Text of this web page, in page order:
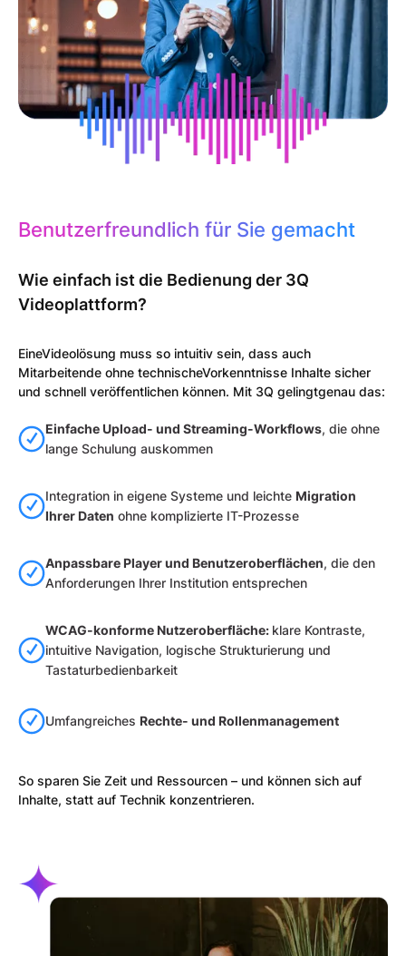
Benutzerfreundlich für Sie gemacht
Wie einfach ist die Bedienung der 3Q
Videoplattform?
EineVideolösung muss so intuitiv sein, dass auch
Mitarbeitende ohne technischeVorkenntnisse Inhalte sicher
und schnell veröffentlichen können. Mit 3Q gelingtgenau das:
Einfache Upload- und Streaming-Workflows, die ohne
lange Schulung auskommen
Integration in eigene Systeme und leichte Migration
Ihrer Daten ohne komplizierte IT-Prozesse
Anpassbare Player und Benutzeroberflächen, die den
Anforderungen Ihrer Institution entsprechen
WCAG-konforme Nutzeroberfläche: klare Kontraste,
intuitive Navigation, logische Strukturierung und
Tastaturbedienbarkeit
Umfangreiches Rechte- und Rollenmanagement
So sparen Sie Zeit und Ressourcen – und können sich auf
Inhalte, statt auf Technik konzentrieren.